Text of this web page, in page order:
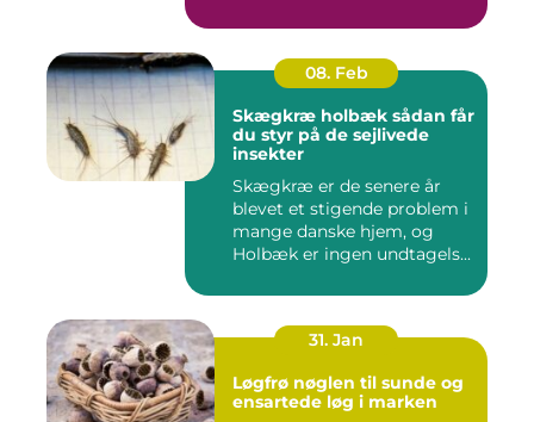
08. Feb
Skægkræ holbæk sådan får
du styr på de sejlivede
insekter
Skægkræ er de senere år
blevet et stigende problem i
mange danske hjem, og
Holbæk er ingen undtagels...
31. Jan
Løgfrø nøglen til sunde og
ensartede løg i marken